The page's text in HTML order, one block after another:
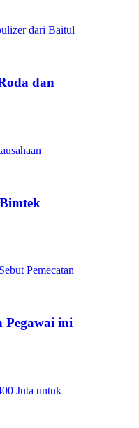
dan
ini